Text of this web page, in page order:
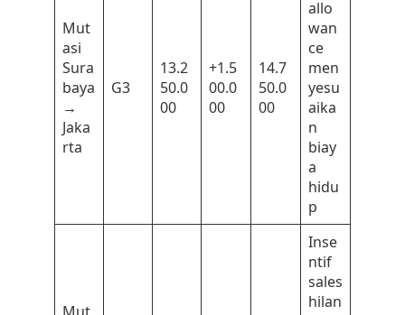
Mut
asi
Sura
baya
→
Jaka
rta
G3
13.2
50.0
00
+1.5
00.0
00
14.7
50.0
00
allo
wan
ce
men
yesu
aika
n
biay
a
hidu
p
Inse
ntif
sales
hilan